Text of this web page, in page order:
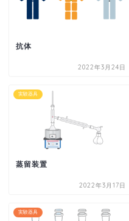
抗体
2022年3月24日
実験器具
蒸留装置
2022年3月17日
実験器具